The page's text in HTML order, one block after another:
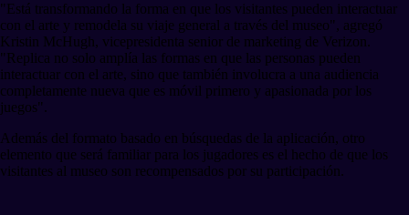
"Está transformando la forma en que los visitantes pueden interactuar
con el arte y remodela su viaje general a través del museo", agregó
Kristin McHugh, vicepresidenta senior de marketing de Verizon.
"Replica no solo amplía las formas en que las personas pueden
interactuar con el arte, sino que también involucra a una audiencia
completamente nueva que es móvil primero y apasionada por los
juegos".
Además del formato basado en búsquedas de la aplicación, otro
elemento que será familiar para los jugadores es el hecho de que los
visitantes al museo son recompensados por su participación.